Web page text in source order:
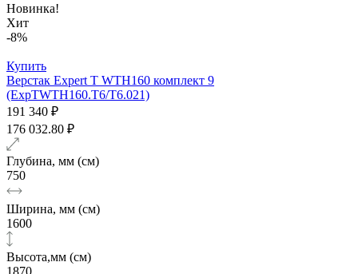
Новинка!
Хит
-8%
Купить
Верстак Expert T WTH160 комплект 9
(ExpTWTH160.T6/T6.021)
191 340 ₽
176 032.80 ₽
Глубина, мм (см)
750
Ширина, мм (см)
1600
Высота,мм (см)
1870